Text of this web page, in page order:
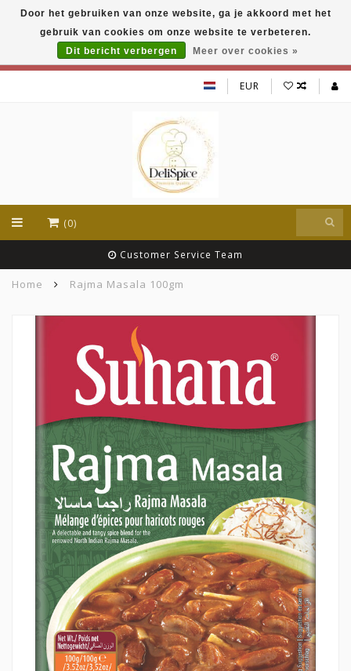
DeliSpice is your online Indian grocery shop with
exclusive brands like Daawat, Suhana, DeliSpice
and many more !!!
EUR
(0)
Customer Service Team
Home Rajma Masala 100gm
Door het gebruiken van onze website, ga je akkoord met het
gebruik van cookies om onze website te verbeteren.
Dit bericht verbergen
Meer over cookies »